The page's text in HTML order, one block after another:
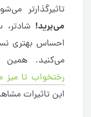
تاثیرگذارتر
می‌برید!
احساس بهتری
می‌کنید. همین
رختخواب تا میز
این تاثیرات